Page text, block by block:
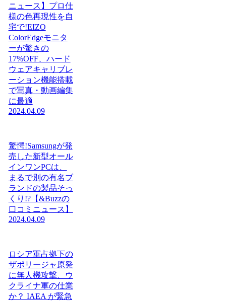
ニュース】プロ仕
様の色再現性を自
宅で!EIZO
ColorEdgeモニタ
ーが驚きの
17%OFF、ハード
ウェアキャリブレ
ーション機能搭載
で写真・動画編集
に最適
2024.04.09
驚愕!Samsungが発
売した新型オール
インワンPCは、
まるで別の有名ブ
ランドの製品そっ
くり!?【&Buzzの
口コミニュース】
2024.04.09
ロシア軍占拠下の
ザポリージャ原発
に無人機攻撃、ウ
クライナ軍の仕業
か？ IAEA が緊急